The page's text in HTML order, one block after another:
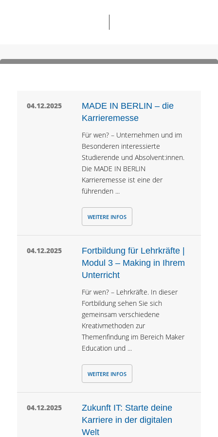
04.12.2025
MADE IN BERLIN – die
Karrieremesse
Für wen? – Unternehmen und im
Besonderen interessierte
Studierende und Absolvent:innen.
Die MADE IN BERLIN
Karrieremesse ist eine der
führenden ...
WEITERE INFOS
04.12.2025
Fortbildung für Lehrkräfte |
Modul 3 – Making in Ihrem
Unterricht
Für wen? – Lehrkräfte. In dieser
Fortbildung sehen Sie sich
gemeinsam verschiedene
Kreativmethoden zur
Themenfindung im Bereich Maker
Education und ...
WEITERE INFOS
04.12.2025
Zukunft IT: Starte deine
Karriere in der digitalen
Welt